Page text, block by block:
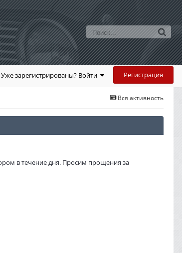
Уже зарегистрированы? Войти Регистрация
Вся активность
в течение дня. Просим прощения за